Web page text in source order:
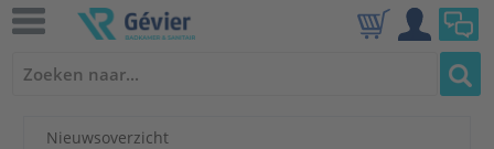
Nieuwsoverzicht